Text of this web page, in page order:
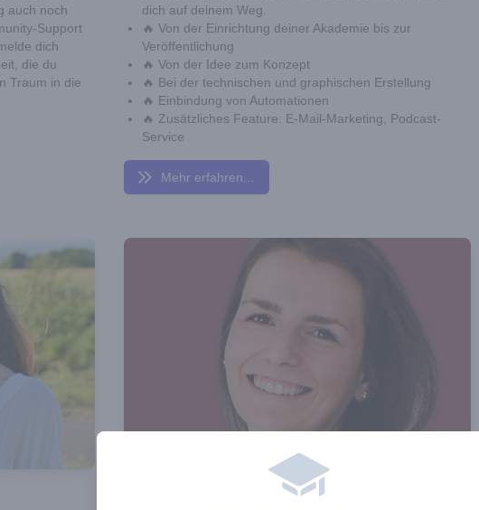
auch noch
Support
dich
die du
Traum in die
dich auf deinem Weg.
🔥 Von der Einrichtung deiner Akademie bis zur
Veröffentlichung
🔥 Von der Idee zum Konzept
🔥 Bei der technischen und graphischen Erstellung
🔥 Einbindung von Automationen
🔥 Zusätzliches Feature: E-Mail-Marketing, Podcast-
Service
Mehr erfahren...